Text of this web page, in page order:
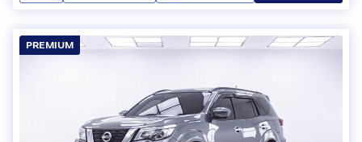
PREMIUM